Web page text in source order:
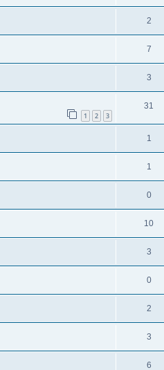
2
7
3
1 2 3
31
1
1
0
10
3
0
2
3
6